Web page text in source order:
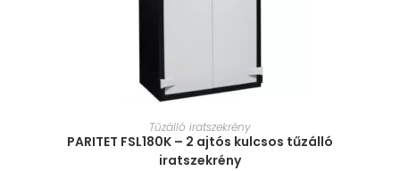
MÉRET VÁLASZTÁSA
Tűzálló iratszekrény
PARITET FSL180K – 2 ajtós kulcsos tűzálló
iratszekrény